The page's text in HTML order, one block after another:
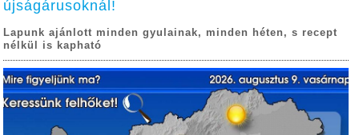
újságárusoknál!
Lapunk ajánlott minden gyulainak, minden héten, s recept
nélkül is kapható